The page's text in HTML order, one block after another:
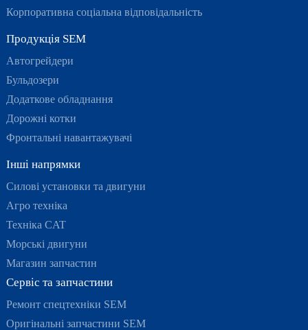
Корпоративна соціальна відповідальність
Продукція SEM
Автогрейдери
Бульдозери
Додаткове обладнання
Дорожні котки
Фронтальні навантажувачі
Інші напрямки
Силові установки та двигуни
Агро техніка
Техніка CAT
Морські двигуни
Магазин запчастин
Сервіс та запчастини
Ремонт спецтехніки SEM
Оригінальні запчастини SEM